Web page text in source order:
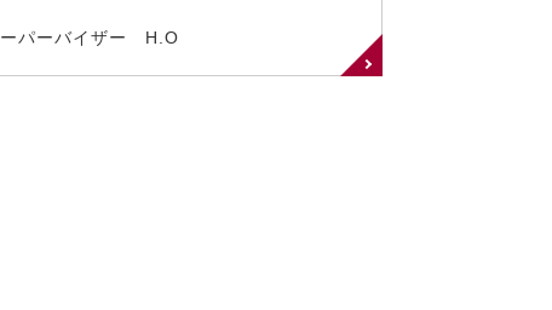
ーパーバイザー H.O